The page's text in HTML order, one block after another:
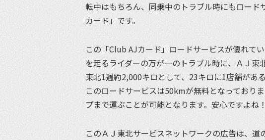
転中はもちろん、同乗中のトラブル時にもロー
カード」です。
この「Club AJカード」ロードサービスが優れて
を走るライダーの万が一のトラブル時に、ＡＪ東
東北1週約2,000キロとして、23キロに1店舗があ
このロードサービスは50kmが無料となっており
プまで運ぶことが可能となります。安心ですよね！
このＡＪ東北サービスネットワークの広告は、道